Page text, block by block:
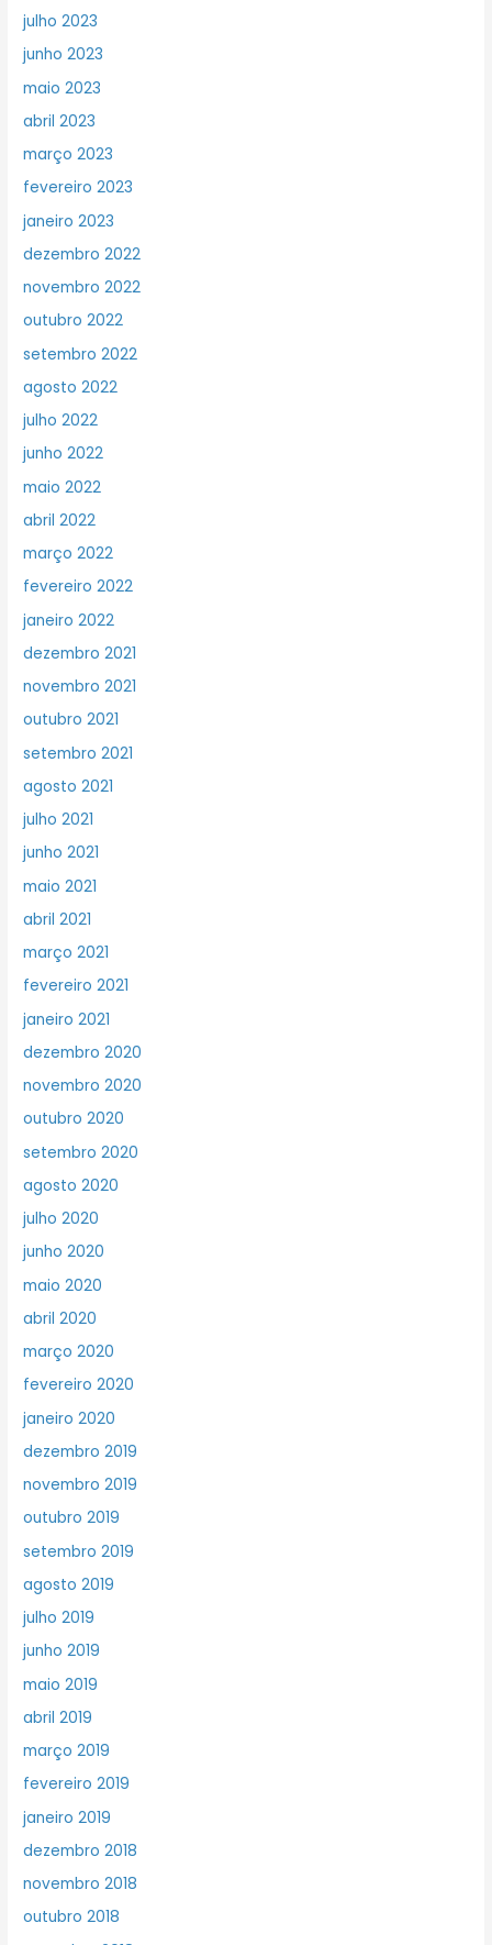
julho 2023
junho 2023
maio 2023
abril 2023
março 2023
fevereiro 2023
janeiro 2023
dezembro 2022
novembro 2022
outubro 2022
setembro 2022
agosto 2022
julho 2022
junho 2022
maio 2022
abril 2022
março 2022
fevereiro 2022
janeiro 2022
dezembro 2021
novembro 2021
outubro 2021
setembro 2021
agosto 2021
julho 2021
junho 2021
maio 2021
abril 2021
março 2021
fevereiro 2021
janeiro 2021
dezembro 2020
novembro 2020
outubro 2020
setembro 2020
agosto 2020
julho 2020
junho 2020
maio 2020
abril 2020
março 2020
fevereiro 2020
janeiro 2020
dezembro 2019
novembro 2019
outubro 2019
setembro 2019
agosto 2019
julho 2019
junho 2019
maio 2019
abril 2019
março 2019
fevereiro 2019
janeiro 2019
dezembro 2018
novembro 2018
outubro 2018